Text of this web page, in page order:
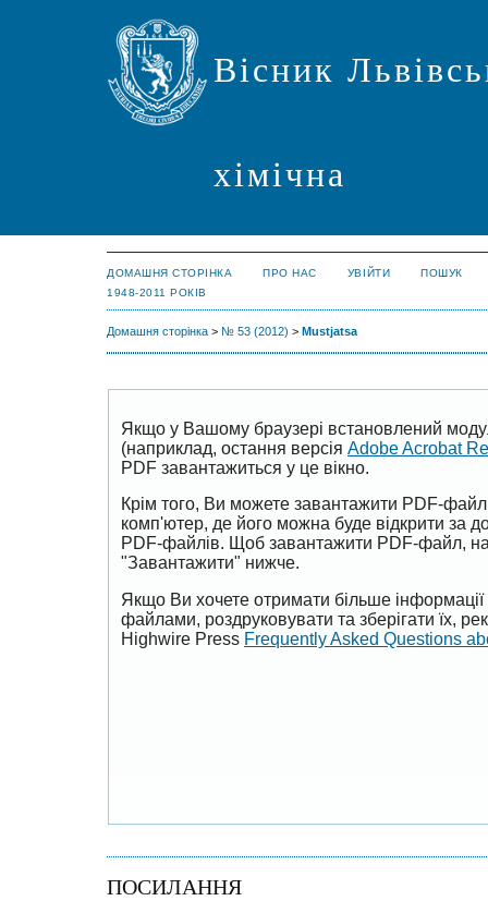
Вісник
хімічна
ДОМАШНЯ СТОРІНКА ПРО НАС УВІЙТИ
ПОШУК
1948-2011 РОКІВ
Домашня сторінка > № 53 (2012) > Mustjatsa
Якщо у Вашому браузері встановлений
(наприклад, остання версія Adobe Acrobat
PDF завантажиться у це вікно.
Крім того, Ви можете завантажити PDF-
комп'ютер, де його можна буде відкрити за
PDF-файлів. Щоб завантажити PDF-файл,
"Завантажити" нижче.
Якщо Ви хочете отримати більше
файлами, роздруковувати та зберігати їх,
Highwire Press Frequently Asked Questions
ПОСИЛАННЯ